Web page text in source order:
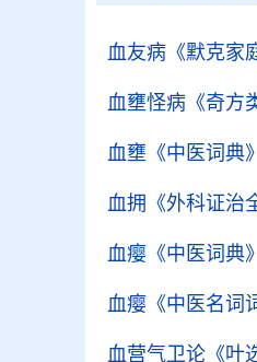
血友病 《默克家
血壅怪病 《奇方
血壅 《中医词典》
血拥 《外科证治
血瘿 《中医词典》
血瘿 《中医名词
血营气卫论 《叶